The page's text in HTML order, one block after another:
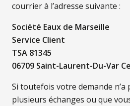
courrier à l’adresse suivante :
Société Eaux de Marseille
Service Client
TSA 81345
06709 Saint-Laurent-Du-Var
Si toutefois votre demande n’a
plusieurs échanges ou que